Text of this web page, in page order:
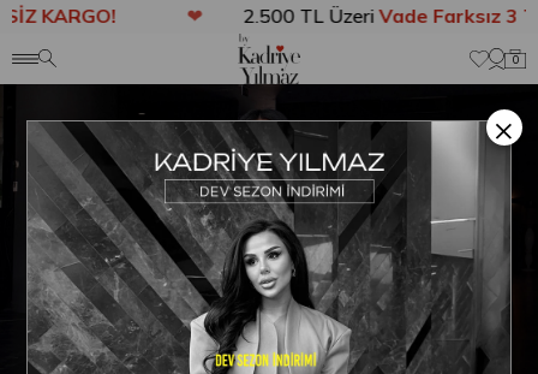
KARGO! 2.500 TL ÜzeriVade Farksız 3
0
Anasayfa Salvos Dantel Detaylı Elbise Krem
×